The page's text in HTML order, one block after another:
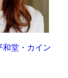
和堂・カイン